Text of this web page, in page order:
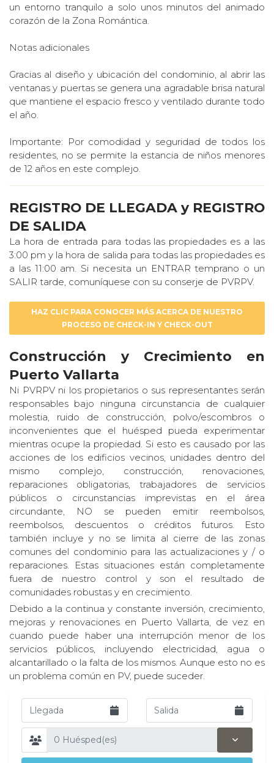
un entorno tranquilo a solo unos minutos del animado
corazón de la Zona Romántica.
Notas adicionales
Gracias al diseño y ubicación del condominio, al abrir las
ventanas y puertas se genera una agradable brisa natural
que mantiene el espacio fresco y ventilado durante todo
el año.
Importante: Por comodidad y seguridad de todos los
residentes, no se permite la estancia de niños menores
de 12 años en este complejo.
REGISTRO DE LLEGADA y REGISTRO
DE SALIDA
La hora de entrada para todas las propiedades es a las
3:00 pm y la hora de salida para todas las propiedades es
a las 11:00 am. Si necesita un ENTRAR temprano o un
SALIR tarde, comuníquese con su conserje de PVRPV.
HAZ CLIC PARA CONOCER MÁS ACERCA DE NUESTRO
PROCESO DE CHECK-IN Y CHECK-OUT
Construcción y Crecimiento en
Puerto Vallarta
Ni PVRPV ni los propietarios o sus representantes serán
responsables bajo ninguna circunstancia de cualquier
molestia, ruido de construcción, polvo/escombros o
inconvenientes que el huésped pueda experimentar
mientras ocupe la propiedad. Si esto es causado por las
acciones de los edificios vecinos, unidades dentro del
mismo complejo, construcción, renovaciones,
reparaciones obligatorias, trabajadores de servicios
públicos o circunstancias imprevistas en el área
circundante, NO se pueden emitir reembolsos,
reembolsos, descuentos o créditos futuros. Esto
también incluye y no se limita al cierre de las zonas
comunes del condominio para las actualizaciones y / o
reparaciones. Estas situaciones están completamente
fuera de nuestro control y son el resultado de
comunidades robustas y en crecimiento.
Debido a la continua y constante inversión, crecimiento,
mejoras y renovaciones en Puerto Vallarta, de vez en
cuando puede haber una interrupción menor de los
servicios públicos, incluyendo electricidad, agua o
alcantarillado o la falta de los mismos. Aunque esto no es
un problema común en PV, puede suceder.